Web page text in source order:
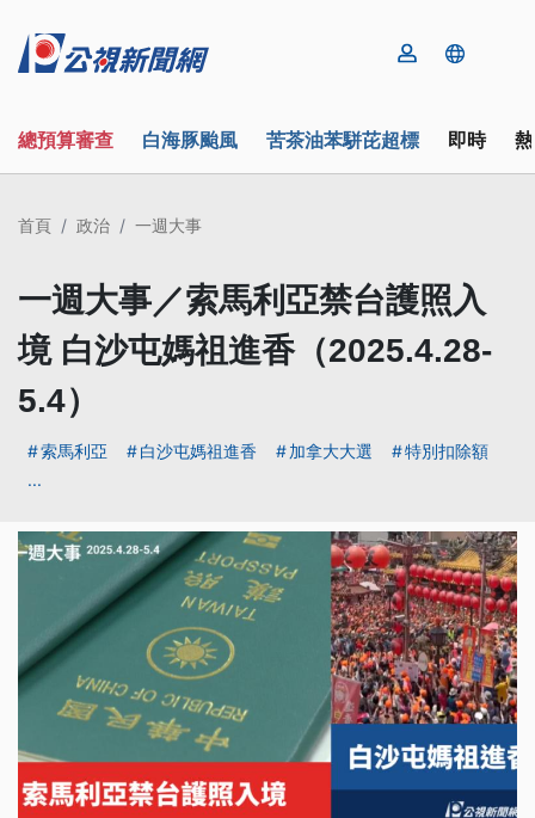
總預算審查 白海豚颱風 苦茶油苯駢芘超標 即時
首頁 政治 一週大事
一週大事／索馬利亞禁台護照入
境 白沙屯媽祖進香（2025.4.28-
5.4）
索馬利亞 白沙屯媽祖進香 加拿大大選
特別扣除額
...